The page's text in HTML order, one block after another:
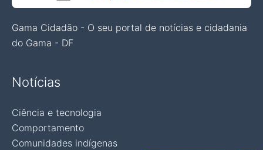
Gama Cidadão - O seu portal de notícias e cidadania
do Gama - DF
Notícias
Ciência e tecnologia
Comportamento
Comunidades indígenas